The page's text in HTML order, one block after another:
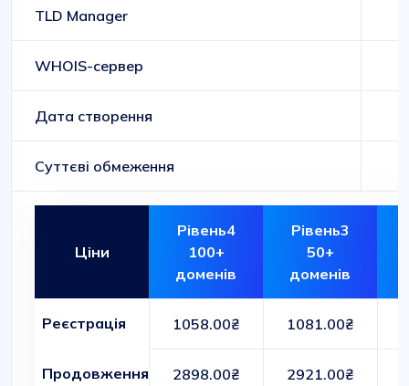
TLD Manager
WHOIS-сервер
Дата створення
Суттєві обмеження
Ціни
Рівень4
100+
доменів
Рівень3
50+
доменів
Реєстрація 1058.00₴ 1081.00₴
Продовження 2898.00₴ 2921.00₴